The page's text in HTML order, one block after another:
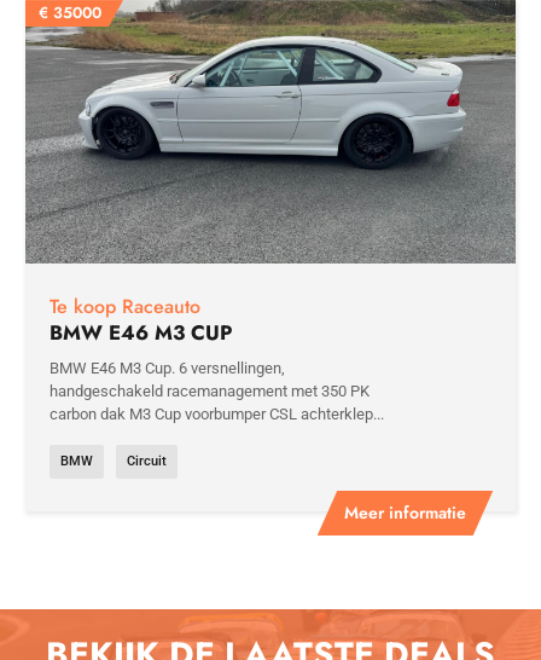
€ 35000
Meer informatie
Te koop Raceauto
BMW E46 M3 CUP
BMW E46 M3 Cup. 6 versnellingen,
handgeschakeld racemanagement met 350 PK
carbon dak M3 Cup voorbumper CSL achterklep...
BMW Circuit